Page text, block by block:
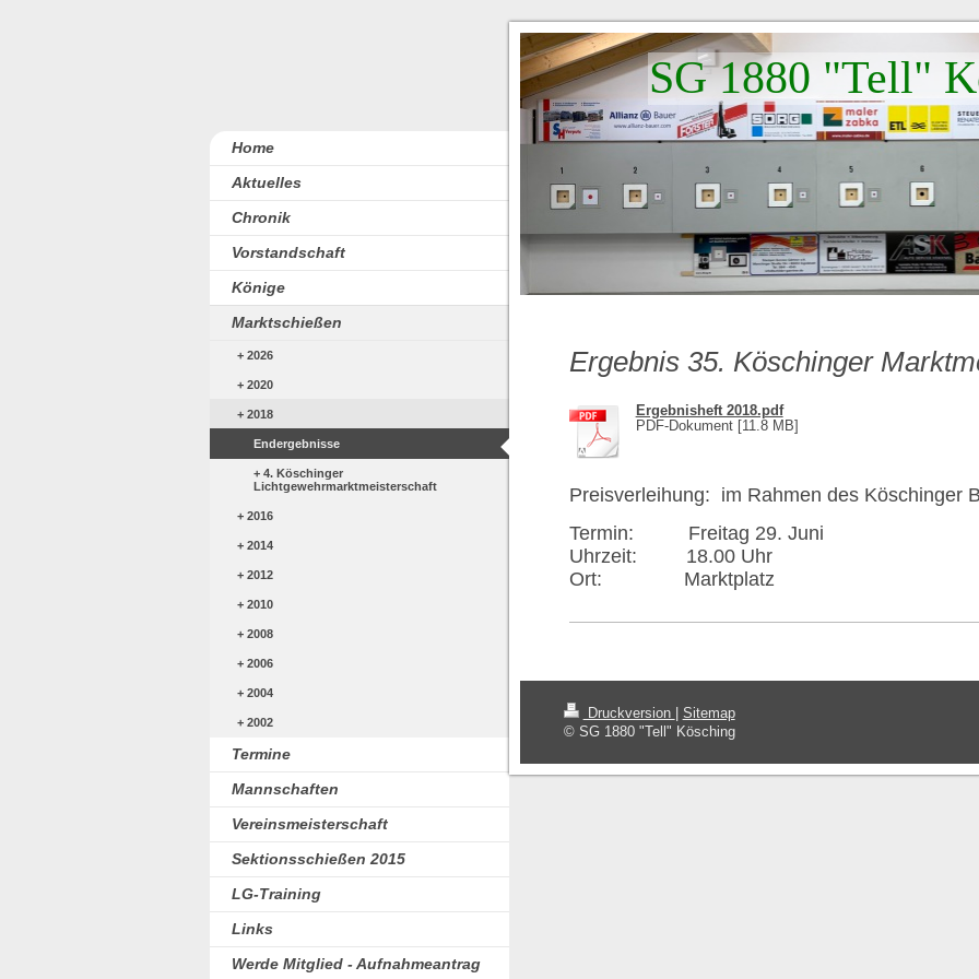
SG 1880 "Tell"
Ergebnis 35. Köschinger
Ergebnisheft 2018.pdf
PDF-Dokument [11.8 MB]
Preisverleihung: im Rahmen des Köschinger
Termin: Freitag 29. Juni
Uhrzeit: 18.00 Uhr
Ort: Marktplatz
Druckversion
Sitemap
© SG 1880 "Tell" Kösching
Home
Aktuelles
Chronik
Vorstandschaft
Könige
Marktschießen
2026
2020
2018
Endergebnisse
4. Köschinger
Lichtgewehrmarktmeisterschaft
2016
2014
2012
2010
2008
2006
2004
2002
Termine
Mannschaften
Vereinsmeisterschaft
Sektionsschießen 2015
LG-Training
Links
Werde Mitglied - Aufnahmeantrag